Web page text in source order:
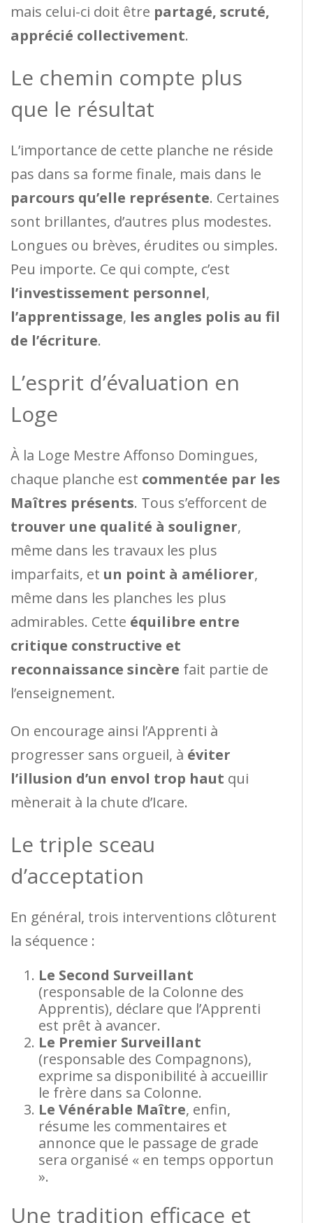
mais celui-ci doit être partagé, scruté,
apprécié collectivement.
Le chemin compte plus
que le résultat
L’importance de cette planche ne réside
pas dans sa forme finale, mais dans le
parcours qu’elle représente. Certaines
sont brillantes, d’autres plus modestes.
Longues ou brèves, érudites ou simples.
Peu importe. Ce qui compte, c’est
l’investissement personnel,
l’apprentissage, les angles polis au fil
de l’écriture.
L’esprit d’évaluation en
Loge
À la Loge Mestre Affonso Domingues,
chaque planche est commentée par les
Maîtres présents. Tous s’efforcent de
trouver une qualité à souligner,
même dans les travaux les plus
imparfaits, et un point à améliorer,
même dans les planches les plus
admirables. Cette équilibre entre
critique constructive et
reconnaissance sincère fait partie de
l’enseignement.
On encourage ainsi l’Apprenti à
progresser sans orgueil, à éviter
l’illusion d’un envol trop haut qui
mènerait à la chute d’Icare.
Le triple sceau
d’acceptation
En général, trois interventions clôturent
la séquence :
Le Second Surveillant
(responsable de la Colonne des
Apprentis), déclare que l’Apprenti
est prêt à avancer.
Le Premier Surveillant
(responsable des Compagnons),
exprime sa disponibilité à accueillir
le frère dans sa Colonne.
Le Vénérable Maître, enfin,
résume les commentaires et
annonce que le passage de grade
sera organisé « en temps opportun
».
Une tradition efficace et